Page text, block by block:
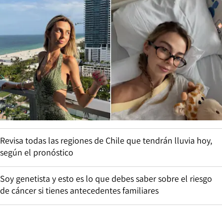
Revisa todas las regiones de Chile que tendrán lluvia hoy,
según el pronóstico
Soy genetista y esto es lo que debes saber sobre el riesgo
de cáncer si tienes antecedentes familiares